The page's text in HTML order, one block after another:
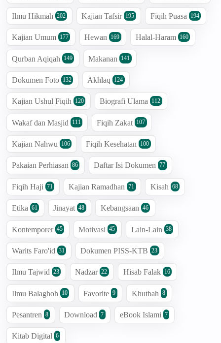
Ilmu Hikmah 202 Kajian Tafsir 195 Fiqih Puasa 194
Kajian Umum 177 Hewan 169 Halal-Haram 160
Qurban Aqiqah 149 Makanan 141
Dokumen Foto 132 Akhlaq 124
Kajian Ushul Fiqih 120 Biografi Ulama 112
Wakaf dan Masjid 111 Fiqih Zakat 107
Kajian Nahwu 106 Fiqih Kesehatan 100
Pakaian Perhiasan 86 Daftar Isi Dokumen 77
Fiqih Haji 71 Kajian Ramadhan 71 Kisah 68
Etika 61 Jinayat 48 Kebangsaan 46
Kontemporer 45 Motivasi 45 Lain-Lain 38
Warits Faro'id 31 Dokumen PISS-KTB 23
Ilmu Tajwid 23 Nadzar 22 Hisab Falak 16
Ilmu Balaghoh 10 Favorite 9 Khutbah 8
Pesantren 8 Download 7 eBook Islami 7
Kitab Digital 6